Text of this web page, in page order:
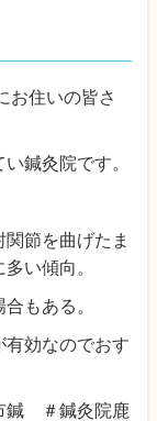
お住いの皆さ
鍼灸院です。
節を曲げたま
い傾向。
もある。
有効なのでおす
鍼 ＃鍼灸院鹿